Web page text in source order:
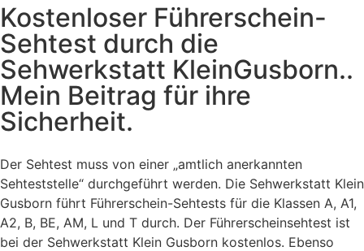
Kostenloser Führerschein-
Sehtest durch die
Sehwerkstatt KleinGusborn..
Mein Beitrag für ihre
Sicherheit.
Der Sehtest muss von einer „amtlich anerkannten
Sehteststelle“ durchgeführt werden. Die Sehwerkstatt Klein
Gusborn führt Führerschein-Sehtests für die Klassen A, A1,
A2, B, BE, AM, L und T durch. Der Führerscheinsehtest ist
bei der Sehwerkstatt Klein Gusborn kostenlos. Ebenso